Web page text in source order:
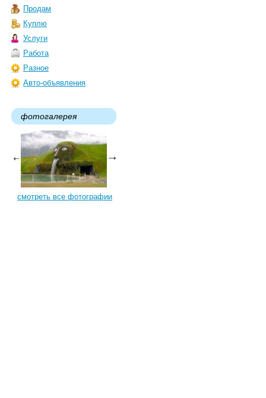
Продам
Куплю
Услуги
Работа
Разное
Авто-объявления
фотогалерея
смотреть все фотографии